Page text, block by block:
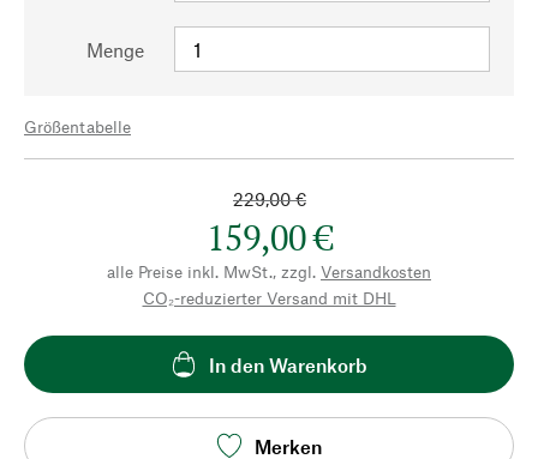
Menge
Größentabelle
229,00 €
159,00 €
alle Preise inkl. MwSt., zzgl. Versandkosten
CO₂-reduzierter Versand mit DHL
In den Warenkorb
Merken